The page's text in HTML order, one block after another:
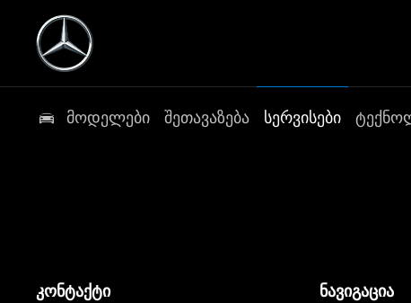
მოდელები შეთავაზება სერვისები
კონტაქტი ნავიგაცია